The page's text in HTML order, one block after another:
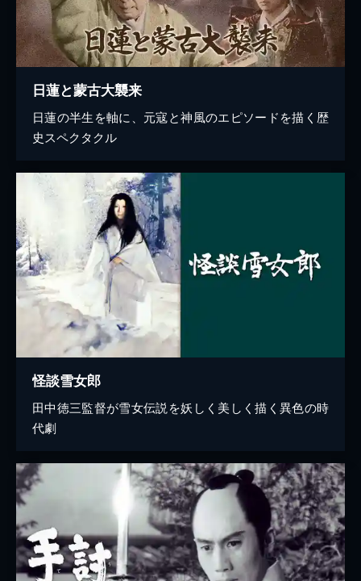
日蓮と蒙古大襲来
日蓮の半生を軸に、元寇と神風のエピソードを描く歴
史スペクタクル
怪談雪女郎
田中徳三監督が雪女伝説を妖しく美しく描く異色の時
代劇